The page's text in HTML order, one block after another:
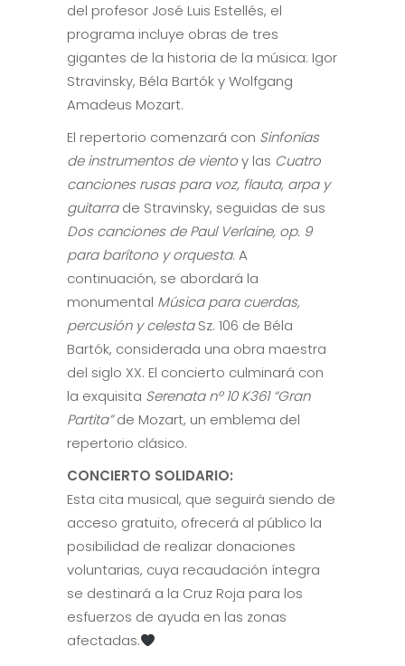
del profesor José Luis Estellés, el
programa incluye obras de tres
gigantes de la historia de la música: Igor
Stravinsky, Béla Bartók y Wolfgang
Amadeus Mozart.
El repertorio comenzará con Sinfonías
de instrumentos de vientoy las Cuatro
canciones rusas para voz, flauta, arpa y
guitarrade Stravinsky, seguidas de sus
Dos canciones de Paul Verlaine, op. 9
para barítono y orquesta. A
continuación, se abordará la
monumental Música para cuerdas,
percusión y celestaSz. 106 de Béla
Bartók, considerada una obra maestra
del siglo XX. El concierto culminará con
la exquisita Serenata nº 10 K361 “Gran
Partita”de Mozart, un emblema del
repertorio clásico.
CONCIERTO SOLIDARIO:
Esta cita musical, que seguirá siendo de
acceso gratuito, ofrecerá al público la
posibilidad de realizar donaciones
voluntarias, cuya recaudación íntegra
se destinará a la Cruz Roja para los
esfuerzos de ayuda en las zonas
afectadas.